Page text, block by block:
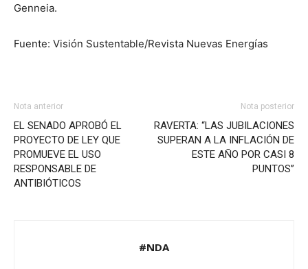
Genneia.
Fuente: Visión Sustentable/Revista Nuevas Energías
Nota anterior
EL SENADO APROBÓ EL
PROYECTO DE LEY QUE
PROMUEVE EL USO
RESPONSABLE DE
ANTIBIÓTICOS
Nota posterior
RAVERTA: “LAS JUBILACIONES
SUPERAN A LA INFLACIÓN DE
ESTE AÑO POR CASI 8
PUNTOS”
#NDA